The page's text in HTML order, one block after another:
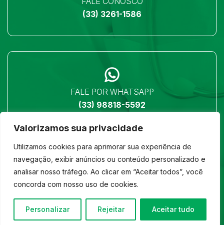
Valorizamos sua privacidade
Utilizamos cookies para aprimorar sua experiência de
navegação, exibir anúncios ou conteúdo personalizado e
analisar nosso tráfego. Ao clicar em “Aceitar todos”, você
concorda com nosso uso de cookies.
Personalizar Rejeitar Aceitar tudo
(33) 3261-1586
FALE POR WHATSAPP
(33) 98818-5592
LOCALIZAÇÃO